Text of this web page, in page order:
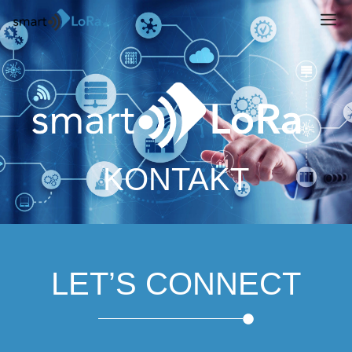
KONTAKT
LET’S CONNECT